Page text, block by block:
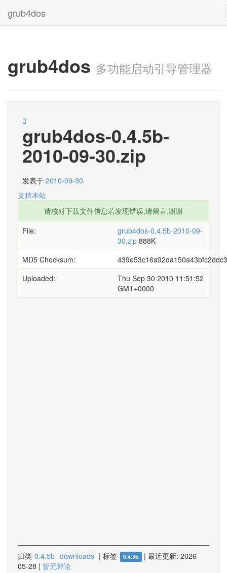
grub4dos
grub4dos 多功能启动引导管理器
grub4dos-0.4.5b-
2010-09-30.zip
发表于 2010-09-30
支持本站
请核对下载文件信息若发现错误,请留言,谢谢
File:
grub4dos-0.4.5b-2010-09-
30.zip 888K
MD5 Checksum:
Uploaded:
Thu Sep 30 2010 11:51:52
GMT+0000
归类 0.4.5b downloads | 标签 0.4.5b | 最近更新: 2026-
05-28 | 暂无评论